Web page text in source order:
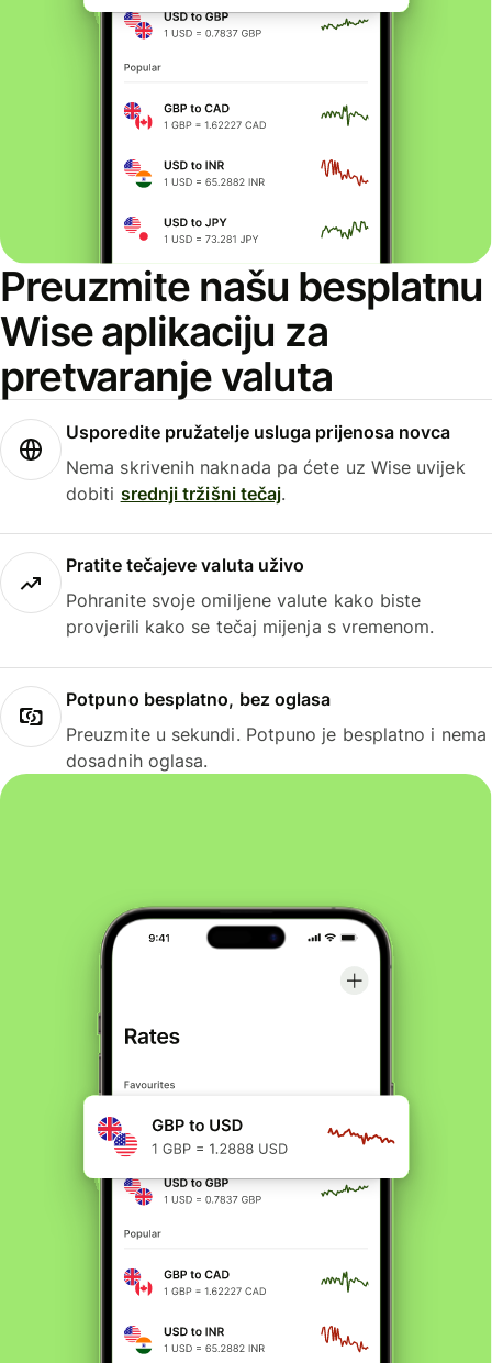
Preuzmite našu besplatnu
Wise aplikaciju za
pretvaranje valuta
Usporedite pružatelje usluga prijenosa novca
Nema skrivenih naknada pa ćete uz Wise uvijek
dobiti srednji tržišni tečaj.
Pratite tečajeve valuta uživo
Pohranite svoje omiljene valute kako biste
provjerili kako se tečaj mijenja s vremenom.
Potpuno besplatno, bez oglasa
Preuzmite u sekundi. Potpuno je besplatno i nema
dosadnih oglasa.